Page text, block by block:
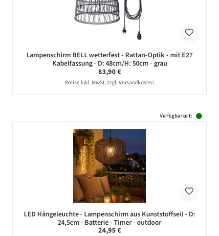
Lampenschirm BELL wetterfest - Rattan-Optik - mit E27
Kabelfassung - D: 48cm/H: 50cm - grau
Regulärer Preis:
83,90 €
Preise inkl. MwSt. zzgl. Versandkosten
Verfügbarkeit:
LED Hängeleuchte - Lampenschirm aus Kunststoffseil - D:
24,5cm - Batterie - Timer - outdoor
Regulärer Preis:
24,95 €